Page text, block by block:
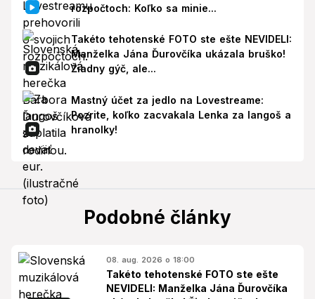
rozpočtoch: Koľko sa minie...
Takéto tehotenské FOTO ste ešte NEVIDELI:
Manželka Jána Ďurovčíka ukázala bruško!
Žiadny gýč, ale...
Mastný účet za jedlo na Lovestreame:
Pozrite, koľko zacvakala Lenka za langoš a
hranolky!
Podobné články
08. aug. 2026 o 18:00
Takéto tehotenské FOTO ste ešte
NEVIDELI: Manželka Jána Ďurovčíka